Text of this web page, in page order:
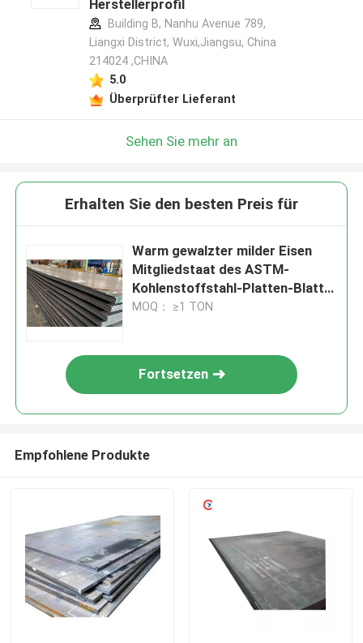
Herstellerprofil
Building B, Nanhu Avenue 789,
Liangxi District, Wuxi,Jiangsu, China
214024 ,CHINA
5.0
Überprüfter Lieferant
Sehen Sie mehr an
Erhalten Sie den besten Preis für
Warm gewalzter milder Eisen
Mitgliedstaat des ASTM-
Kohlenstoffstahl-Platten-Blatt-
A131 A36 S235 S335 St52
MOQ： ≥1 TON
Fortsetzen
Empfohlene Produkte